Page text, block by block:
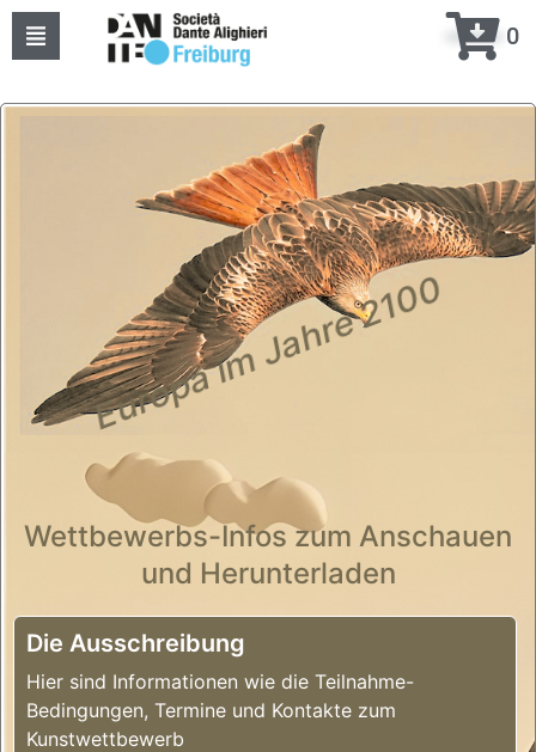
Kontakte
0
Europa im Jahre 2100
Wettbewerbs-Infos zum Anschauen
und Herunterladen
Die Ausschreibung
Hier sind Informationen wie die Teilnahme-
Bedingungen, Termine und Kontakte zum
Kunstwettbewerb